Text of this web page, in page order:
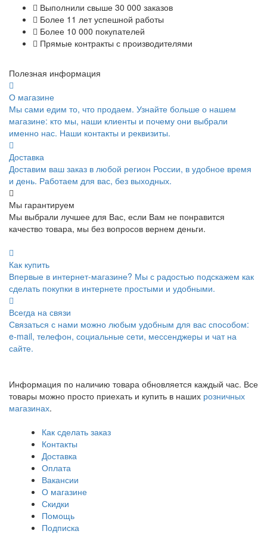
Выполнили свыше 30 000 заказов
Более 11 лет успешной работы
Более 10 000 покупателей
Прямые контракты с производителями
Полезная информация
О магазине
Мы сами едим то, что продаем. Узнайте больше о нашем
магазине: кто мы, наши клиенты и почему они выбрали
именно нас. Наши контакты и реквизиты.
Доставка
Доставим ваш заказ в любой регион России, в удобное время
и день. Работаем для вас, без выходных.
Мы гарантируем
Мы выбрали лучшее для Вас, если Вам не понравится
качество товара, мы без вопросов вернем деньги.
Как купить
Впервые в интернет-магазине? Мы с радостью подскажем как
сделать покупки в интернете простыми и удобными.
Всегда на связи
Связаться с нами можно любым удобным для вас способом:
e-mail, телефон, социальные сети, мессенджеры и чат на
сайте.
Информация по наличию товара обновляется каждый час. Все
товары можно просто приехать и купить в наших розничных
магазинах.
Как сделать заказ
Контакты
Доставка
Оплата
Вакансии
О магазине
Скидки
Помощь
Подписка